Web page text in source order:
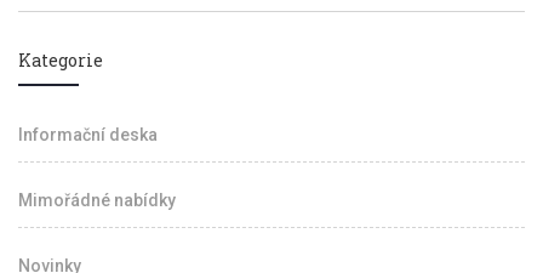
Kategorie
Informační deska
Mimořádné nabídky
Novinky